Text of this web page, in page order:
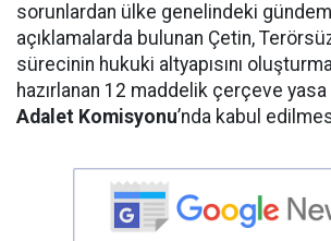
sorunlardan ülke genelindeki
açıklamalarda bulunan Çetin,
sürecinin hukuki altyapısını
hazırlanan 12 maddelik çerçeve
Adalet Komisyonu’nda kabul